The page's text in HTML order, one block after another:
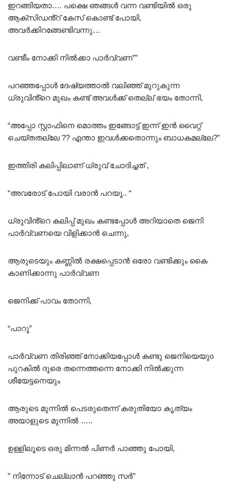
ഇറങ്ങിയതാ…. പക്ഷെ ഞങ്ങൾ വന്ന വണ്ടിയിൽ ഒരു
ആക്സിഡൻ്റ് കേസ് കൊണ്ട് പോയി,
അവർക്കിറങ്ങേണ്ടിവന്നു…
വണ്ടീം നോക്കി നിൽക്കാ പാർവ്വണ””
പറഞ്ഞപ്പോൾ ദേഷ്യത്താൽ വലിഞ്ഞ് മുറുകുന്ന
ധ്രുവിൻ്റെ മുഖം കണ്ട് അവൾക്ക് തെല്ല് ഭയം തോന്നി,
“അപ്പോ സ്റ്റാഫിനെ മൊത്തം ഇങ്ങോട്ട് ഇന്ന് ഇൻ വൈറ്റ്
ചെയ്തതല്ലേ ?? എന്താ ഇവൾക്കതൊന്നും ബാധകമല്ലേ?”
ഇത്തിരി കലിപ്പിലാണ് ധ്രുവ് ചോദിച്ചത് ,
“അവരോട് പോയി വരാൻ പറയൂ.. “
ധ്രുവിൻ്റെ കലിപ്പ് മുഖം കണ്ടപ്പോൾ അറിയാതെ ജെനി
പാർവ്വണയെ വിളിക്കാൻ ചെന്നു,
ആരുടെയും കണ്ണിൽ രക്ഷപ്പെടാൻ ഒരോ വണ്ടിക്കും കൈ
കാണിക്കാന്നു പാർവ്വണ
ജെനിക്ക് പാവം തോന്നി,
“പാറൂ”
പാർവ്വണ തിരിഞ്ഞ് നോക്കിയപ്പോൾ കണ്ടു ജെനിയെയുo
പുറകിൽ ദൂരെ തന്നെത്തന്നെ നോക്കി നിൽക്കുന്ന
ശീയേട്ടനെയും
ആരുടെ മുന്നിൽ പെടരുതെന്ന് കരുതിയോ കൃത്യം
അയാളുടെ മുന്നിൽ …..
ഉള്ളിലൂടെ ഒരു മിന്നൽ പിണർ പാഞ്ഞു പോയി,
” നിന്നോട് ചെല്ലാൻ പറഞ്ഞു സർ”